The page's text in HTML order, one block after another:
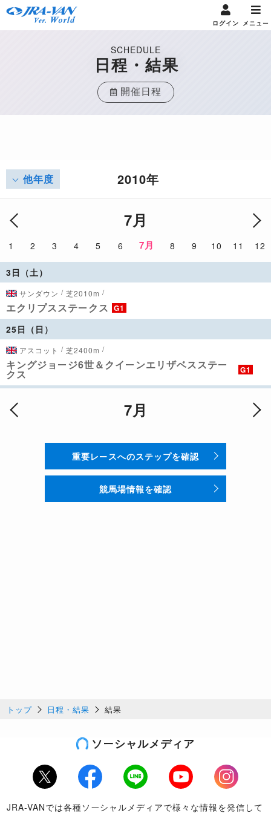
ログイン メニュー
SCHEDULE
日程・結果
開催日程
他年度 2010年
7月
1 2 3 4 5 6 7月 8 9 10 11 12
3日（土）
サンダウン / 芝2010m /
エクリプスステークス G1
25日（日）
アスコット / 芝2400m /
キングジョージ6世＆クイーンエリザベスステー
クス G1
7月
重要レースへのステップを確認
競馬場情報を確認
トップ 日程・結果 結果
ソーシャルメディア
Twitter Facebook LINE Youtube
Instagram
JRA-VANでは各種ソーシャルメディアで様々な情報を発信して